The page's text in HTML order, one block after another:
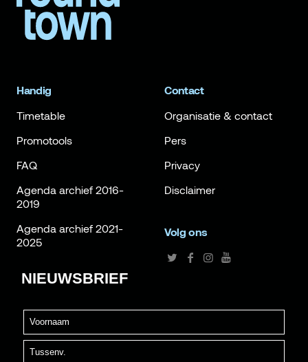
Handig
Timetable
Promotools
FAQ
Agenda archief 2016-
2019
Agenda archief 2021-
2025
Contact
Organisatie & contact
Pers
Privacy
Disclaimer
Volg ons